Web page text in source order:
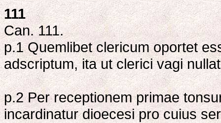
111
Can. 111.
p.1 Quemlibet clericum oportet
adscriptum, ita ut clerici vagi
p.2 Per receptionem primae
incardinatur dioecesi pro cuius